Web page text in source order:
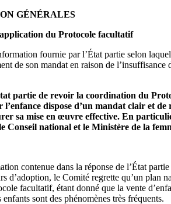
GÉNÉRALES
du Protocole facultatif
fournie par l’État partie selon
de son mandat en raison de
partie de revoir la coordination du
dispose d’un mandat clair et de
sa mise en œuvre effective. En
national et le Ministère de la
contenue dans la réponse de l’État
d’adoption, le Comité regrette qu’un plan
facultatif, étant donné que la vente
sont des phénomènes très fréquents.